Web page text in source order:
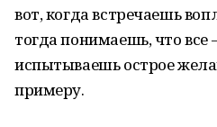
вот, когда встречаешь
тогда понимаешь, что все
испытываешь острое
примеру.